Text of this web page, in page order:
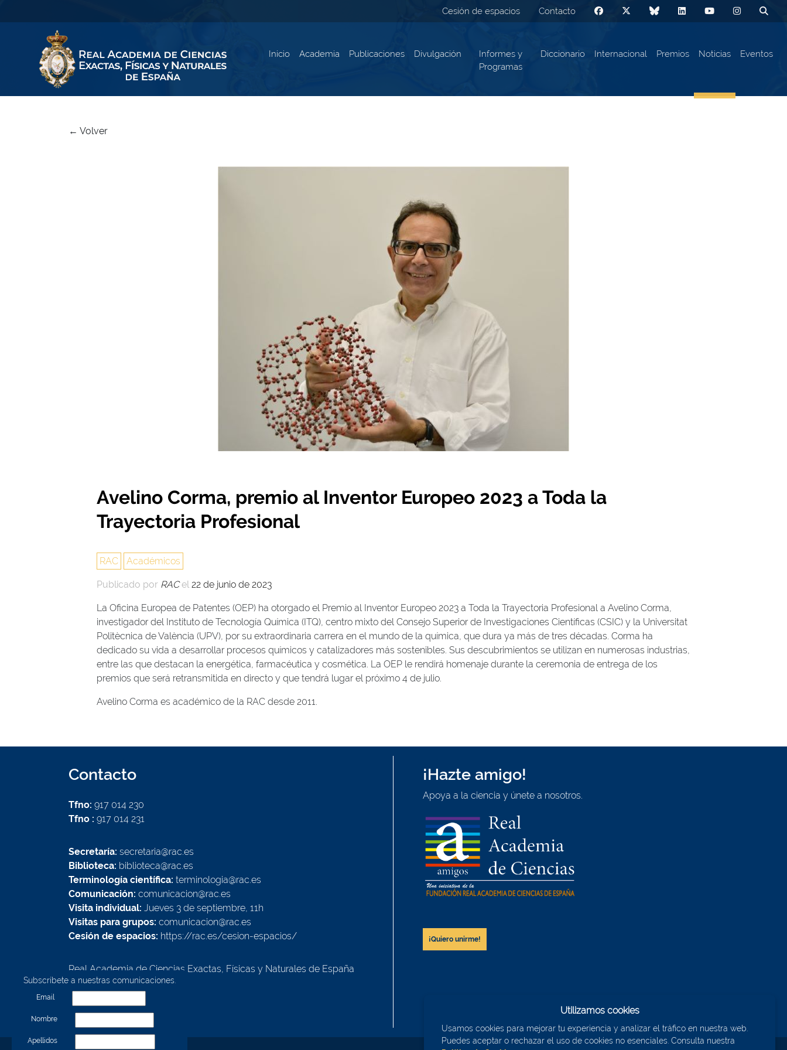
Cesión de espacios Contacto
Inicio Academia Publicaciones Divulgación
Informes y
Programas
Diccionario Internacional Premios Noticias Eventos
← Volver
Avelino Corma, premio al Inventor Europeo 2023 a Toda la
Trayectoria Profesional
RAC Académicos
Publicado por RACel 22 de junio de 2023
La Oficina Europea de Patentes (OEP) ha otorgado el Premio al Inventor Europeo 2023 a Toda la Trayectoria Profesional a Avelino Corma,
investigador del Instituto de Tecnología Química (ITQ), centro mixto del Consejo Superior de Investigaciones Científicas (CSIC) y la Universitat
Politècnica de València (UPV), por su extraordinaria carrera en el mundo de la química, que dura ya más de tres décadas. Corma ha
dedicado su vida a desarrollar procesos químicos y catalizadores más sostenibles. Sus descubrimientos se utilizan en numerosas industrias,
entre las que destacan la energética, farmacéutica y cosmética. La OEP le rendirá homenaje durante la ceremonia de entrega de los
premios que será retransmitida en directo y que tendrá lugar el próximo 4 de julio.
Avelino Corma es académico de la RAC desde 2011.
Contacto
Tfno: 917 014 230
Tfno : 917 014 231
Secretaría: secretaria@rac.es
Biblioteca: biblioteca@rac.es
Terminología científica: terminologia@rac.es
Comunicación: comunicacion@rac.es
Visita individual: Jueves 3 de septiembre, 11h
Visitas para grupos: comunicacion@rac.es
Cesión de espacios: https://rac.es/cesion-espacios/
Real Academia de Ciencias Exactas, Físicas y Naturales de España
Calle Valverde, 22
¡Hazte amigo!
Apoya a la ciencia y únete a nosotros.
¡Quiero unirme!
Subscríbete a nuestras comunicaciones.
Email
Nombre
Apellidos
Utilizamos cookies
Usamos cookies para mejorar tu experiencia y analizar el tráfico en nuestra web.
Puedes aceptar o rechazar el uso de cookies no esenciales. Consulta nuestra